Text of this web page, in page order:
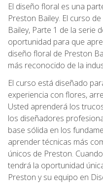
El diseño floral es una
Preston Bailey. El curso
Bailey, Parte 1 de la serie
oportunidad para que
diseño floral de Preston
más reconocido de la
El curso está diseñado
experiencia con flores,
Usted aprenderá los
los diseñadores
base sólida en los
aprender técnicas más
únicos de Preston.
tendrá la oportunidad
Preston y su equipo en